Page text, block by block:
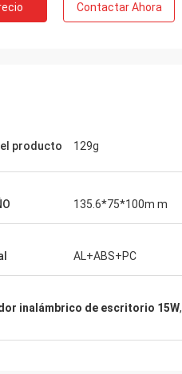
Contactar Ahora
producto 129g
135.6*75*100m m
AL+ABS+PC
inalámbrico de escritorio 15W,